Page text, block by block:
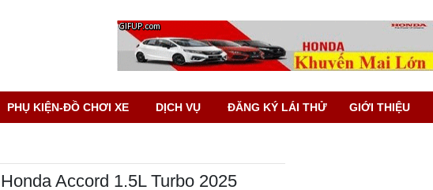
PHỤ KIỆN-ĐỒ CHƠI XE DỊCH VỤ ĐĂNG KÝ LÁI THỬ
GIỚI THIỆU
Honda Accord 1.5L Turbo 2025